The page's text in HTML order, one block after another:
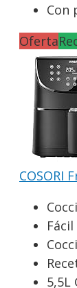
Con
Oferta
COSORI
5,5L